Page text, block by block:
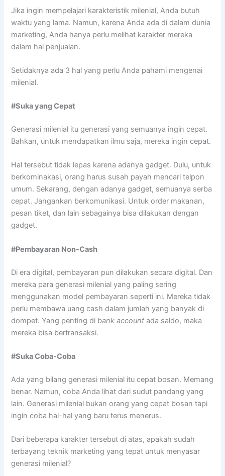
Jika ingin mempelajari karakteristik milenial, Anda butuh
waktu yang lama. Namun, karena Anda ada di dalam dunia
marketing, Anda hanya perlu melihat karakter mereka
dalam hal penjualan.
Setidaknya ada 3 hal yang perlu Anda pahami mengenai
milenial.
#Suka yang Cepat
Generasi milenial itu generasi yang semuanya ingin cepat.
Bahkan, untuk mendapatkan ilmu saja, mereka ingin cepat.
Hal tersebut tidak lepas karena adanya gadget. Dulu, untuk
berkominakasi, orang harus susah payah mencari telpon
umum. Sekarang, dengan adanya gadget, semuanya serba
cepat. Jangankan berkomunikasi. Untuk order makanan,
pesan tiket, dan lain sebagainya bisa dilakukan dengan
gadget.
#Pembayaran Non-Cash
Di era digital, pembayaran pun dilakukan secara digital. Dan
mereka para generasi milenial yang paling sering
menggunakan model pembayaran seperti ini. Mereka tidak
perlu membawa uang cash dalam jumlah yang banyak di
dompet. Yang penting dibank accountada saldo, maka
mereka bisa bertransaksi.
#Suka Coba-Coba
Ada yang bilang generasi milenial itu cepat bosan. Memang
benar. Namun, coba Anda lihat dari sudut pandang yang
lain. Generasi milenial bukan orang yang cepat bosan tapi
ingin coba hal-hal yang baru terus menerus.
Dari beberapa karakter tersebut di atas, apakah sudah
terbayang teknik marketing yang tepat untuk menyasar
generasi milenial?